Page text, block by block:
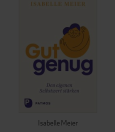
Isabelle Meier